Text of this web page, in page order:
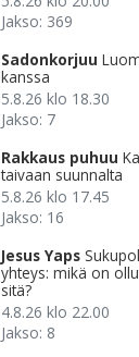
Jakso: 369
Sadonkorjuu
kanssa
5.8.26 klo 18.30
Jakso: 7
Rakkaus puhuu
taivaan suunnalta
5.8.26 klo 17.45
Jakso: 16
Jesus Yaps
yhteys: mikä on
sitä?
4.8.26 klo 22.00
Jakso: 8